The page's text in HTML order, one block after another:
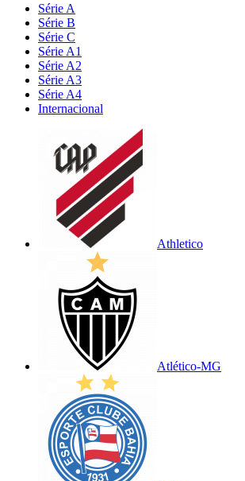
Série A
Série B
Série C
Série A1
Série A2
Série A3
Série A4
Internacional
Athletico
Atlético-MG